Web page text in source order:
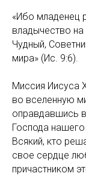
«Ибо младенец
владычество
Чудный,
мира» (Ис. 9:6).
Миссия Иисуса
во вселенную
оправдавшись
Господа
Всякий, кто
свое сердце
причастником